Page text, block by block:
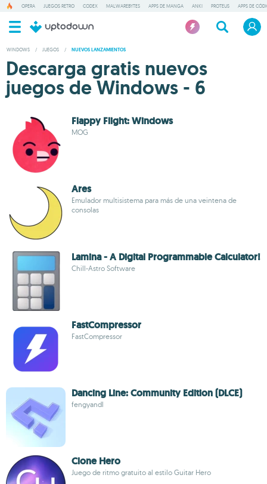
OPERA JUEGOS RETRO CODEX MALWAREBYTES APPS DE MANGA ANKI PROTEUS APPS DE
WINDOWS / JUEGOS / NUEVOS LANZAMIENTOS
Descarga gratis nuevos
juegos de Windows - 6
Flappy Flight: Windows
MOG
Ares
Emulador multisistema para más de una veintena de
consolas
Lamina - A Digital Programmable Calculator!
Chill-Astro Software
FastCompressor
FastCompressor
Dancing Line: Community Edition (DLCE)
fengyandl
Clone Hero
Juego de ritmo gratuito al estilo Guitar Hero